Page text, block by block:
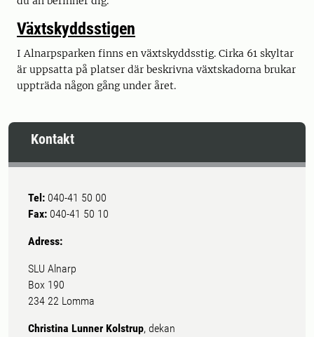
Växtskyddsstigen
I Alnarpsparken finns en växtskyddsstig. Cirka 61 skyltar
är uppsatta på platser där beskrivna växtskadorna brukar
uppträda någon gång under året.
Kontakt
Tel: 040-41 50 00
Fax: 040-41 50 10
Adress:
SLU Alnarp
Box 190
234 22 Lomma
Christina Lunner Kolstrup, dekan